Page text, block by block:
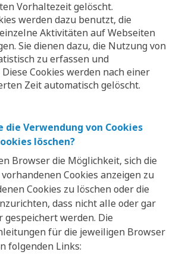
Vorhaltezeit gelöscht.
werden dazu benutzt, die
Aktivitäten auf Webseiten
Sie dienen dazu, die Nutzung von
zu erfassen und
Cookies werden nach einer
Zeit automatisch gelöscht.
die Verwendung von Cookies
löschen?
Browser die Möglichkeit, sich die
Cookies anzeigen zu
Cookies zu löschen oder die
dass nicht alle oder gar
gespeichert werden. Die
für die jeweiligen Browser
folgenden Links: